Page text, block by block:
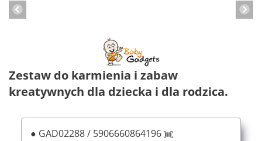
Zestaw do karmienia i zabaw
kreatywnych dla dziecka i dla rodzica.
● GAD02288 / 5906660864196